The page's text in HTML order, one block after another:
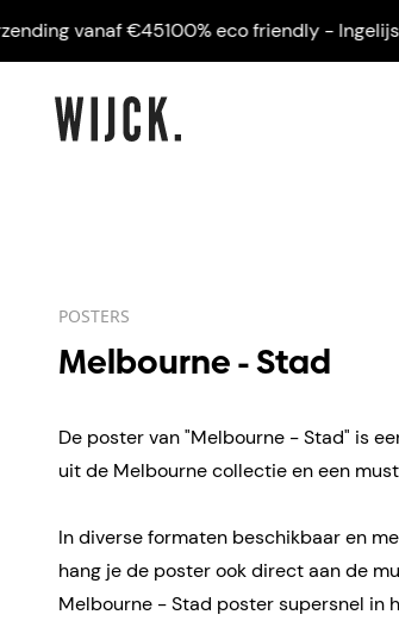
vanaf €45100% eco friendly - Ingelijst
POSTERS
Melbourne - Stad
De poster van "Melbourne - Stad" is
uit de Melbourne collectie en een
In diverse formaten beschikbaar en
hang je de poster ook direct aan de
Melbourne - Stad poster supersnel in